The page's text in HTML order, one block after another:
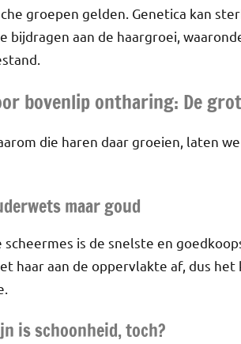
groepen gelden. Genetica kan
bijdragen aan de haargroei,
bovenlip ontharing: De
die haren daar groeien, laten
maar goud
scheermes is de snelste en
haar aan de oppervlakte af, dus
is schoonheid, toch?